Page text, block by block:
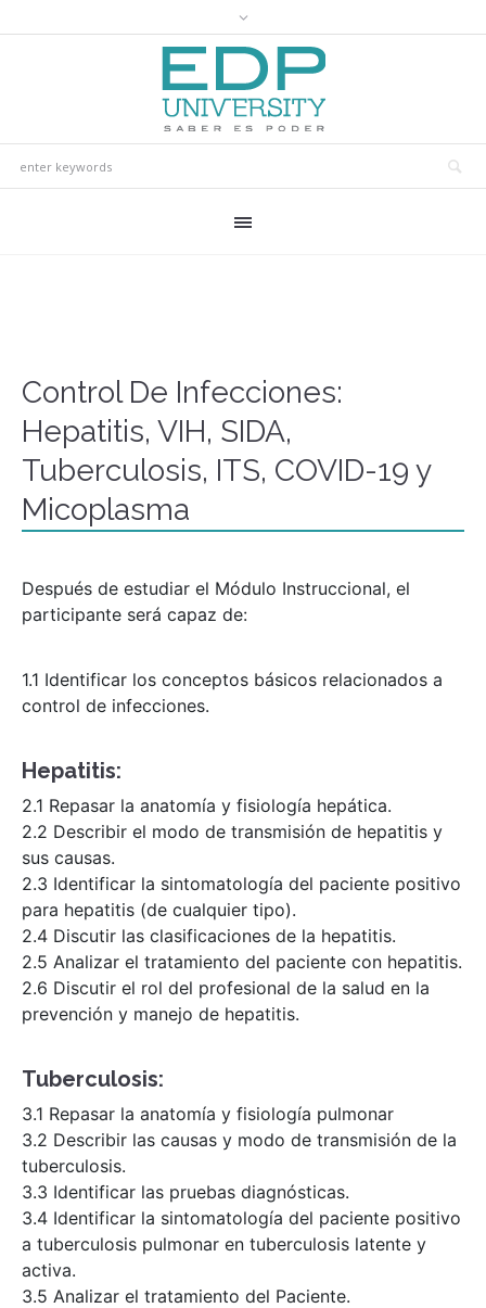
Control De Infecciones:
Hepatitis, VIH, SIDA,
Tuberculosis, ITS, COVID-19 y
Micoplasma
Después de estudiar el Módulo Instruccional, el
participante será capaz de:
1.1 Identificar los conceptos básicos relacionados a
control de infecciones.
Hepatitis:
2.1 Repasar la anatomía y fisiología hepática.
2.2 Describir el modo de transmisión de hepatitis y
sus causas.
2.3 Identificar la sintomatología del paciente positivo
para hepatitis (de cualquier tipo).
2.4 Discutir las clasificaciones de la hepatitis.
2.5 Analizar el tratamiento del paciente con hepatitis.
2.6 Discutir el rol del profesional de la salud en la
prevención y manejo de hepatitis.
Tuberculosis:
3.1 Repasar la anatomía y fisiología pulmonar
3.2 Describir las causas y modo de transmisión de la
tuberculosis.
3.3 Identificar las pruebas diagnósticas.
3.4 Identificar la sintomatología del paciente positivo
a tuberculosis pulmonar en tuberculosis latente y
activa.
3.5 Analizar el tratamiento del Paciente.